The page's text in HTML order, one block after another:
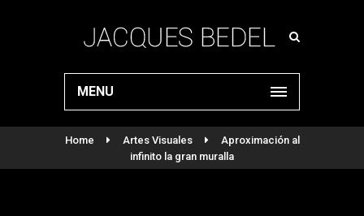
MENU
Home Artes Visuales
Aproximación al
infinito la gran muralla